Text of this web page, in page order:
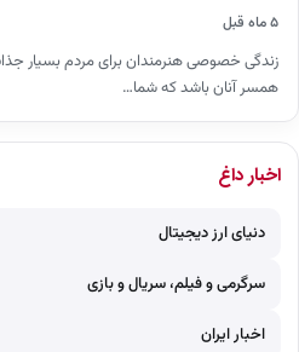
۵ ماه قبل
زندگی خصوصی هنرمندان برای مردم بسیار
همسر آنان باشد که شما…
اخبار داغ
دنیای ارز دیجیتال
سرگرمی و فیلم، سریال و بازی
اخبار ایران